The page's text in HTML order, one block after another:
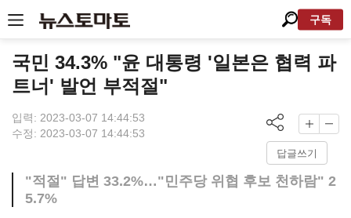
구독
국민 34.3% "윤 대통령 '일본은 협력 파
트너' 발언 부적절"
입력: 2023-03-07 14:44:53
수정: 2023-03-07 14:44:53
답글쓰기
"적절" 답변 33.2%…"민주당 위협 후보 천하람" 2
5.7%